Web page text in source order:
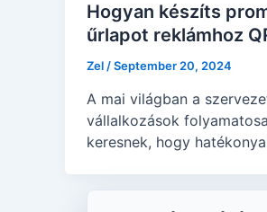
Hogyan készíts
űrlapot reklámhoz
Zel/September 20, 2024
A mai világban a
vállalkozások
keresnek, hogy